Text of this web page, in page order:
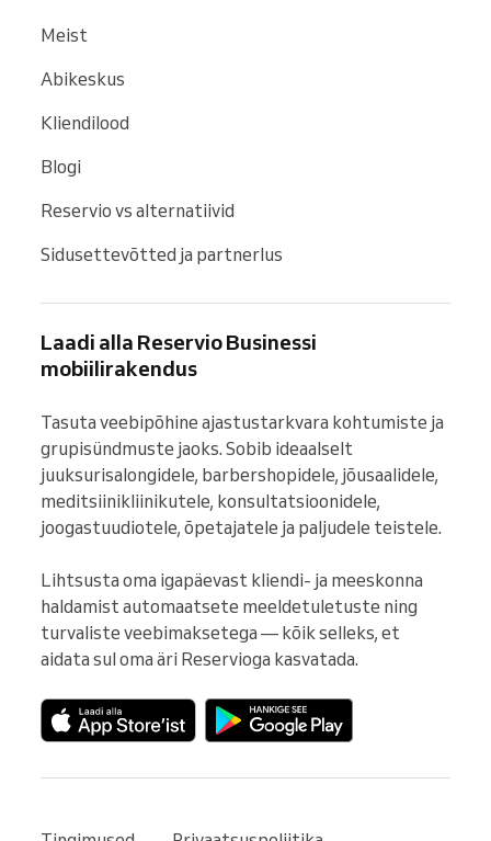
Meist
Abikeskus
Kliendilood
Blogi
Reservio vs alternatiivid
Sidusettevõtted ja partnerlus
Laadi alla Reservio Businessi
mobiilirakendus
Tasuta veebipõhine ajastustarkvara kohtumiste ja
grupisündmuste jaoks. Sobib ideaalselt
juuksurisalongidele, barbershopidele, jõusaalidele,
meditsiinikliinikutele, konsultatsioonidele,
joogastuudiotele, õpetajatele ja paljudele teistele.
Lihtsusta oma igapäevast kliendi- ja meeskonna
haldamist automaatsete meeldetuletuste ning
turvaliste veebimaksetega — kõik selleks, et
aidata sul oma äri Reservioga kasvatada.